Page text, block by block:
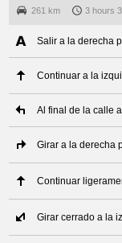
261 km 3 hours
Salir a la derecha
Continuar a la
Al final de la calle
Girar a la derecha
Continuar
Girar cerrado a la